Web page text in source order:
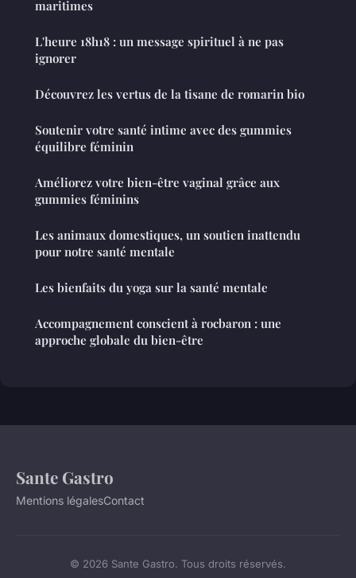
maritimes
L'heure 18h18 : un message spirituel à ne pas
ignorer
Découvrez les vertus de la tisane de romarin bio
Soutenir votre santé intime avec des gummies
équilibre féminin
Améliorez votre bien-être vaginal grâce aux
gummies féminins
Les animaux domestiques, un soutien inattendu
pour notre santé mentale
Les bienfaits du yoga sur la santé mentale
Accompagnement conscient à rocbaron : une
approche globale du bien-être
Sante Gastro
Mentions légalesContact
© 2026 Sante Gastro. Tous droits réservés.